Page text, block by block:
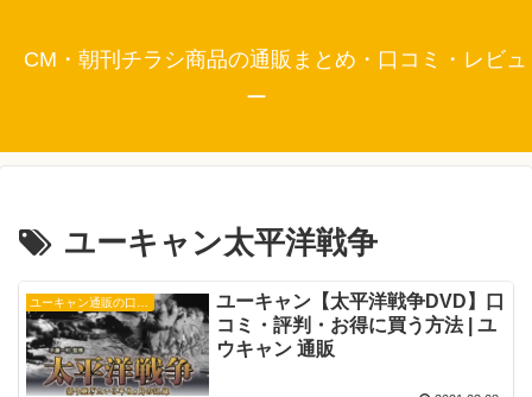
CM・朝刊チラシ商品の通販まとめ・口コミ・レビュ
ー
ユーキャン太平洋戦争
ユーキャン【太平洋戦争DVD】口
コミ・評判・お得に買う方法 | ユ
ウキャン 通販